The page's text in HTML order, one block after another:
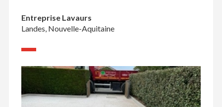
Entreprise Lavaurs
Landes, Nouvelle-Aquitaine